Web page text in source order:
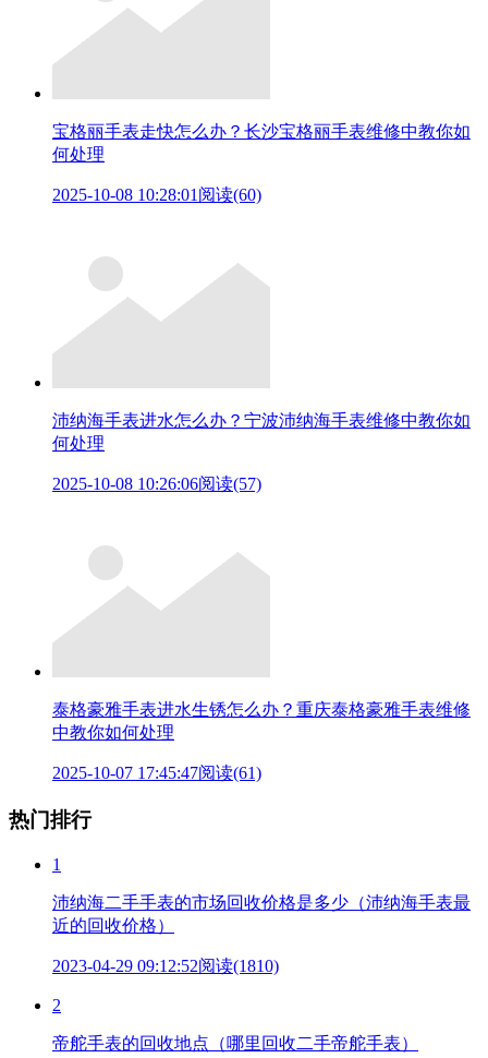
宝格丽手表走快怎么办？长沙宝格丽手表维修中教你如
何处理
2025-10-08 10:28:01 阅读(60)
沛纳海手表进水怎么办？宁波沛纳海手表维修中教你如
何处理
2025-10-08 10:26:06阅读(57)
泰格豪雅手表进水生锈怎么办？重庆泰格豪雅手表维修
中教你如何处理
2025-10-07 17:45:47阅读(61)
热门排行
1
沛纳海二手手表的市场回收价格是多少（沛纳海手表最
近的回收价格）
2023-04-29 09:12:52阅读(1810)
2
帝舵手表的回收地点（哪里回收二手帝舵手表）